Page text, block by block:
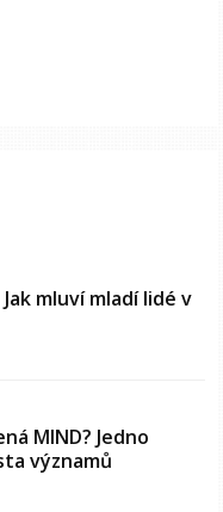
mluví mladí lidé v
MIND? Jedno
významů